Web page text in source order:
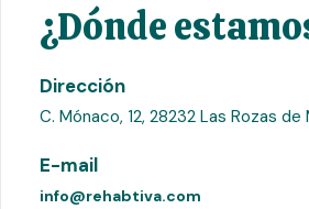
¿Dónde
Dirección
C. Mónaco, 12, 28232 Las Rozas de
E-mail
info@rehabtiva.com